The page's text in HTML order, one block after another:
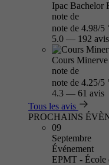
Ipac Bachelor
note de
note de 4.98/5
5.0 — 192 avis
Cours Minerve
note de
note de 4.25/5
4.3 — 61 avis
Tous les avis
PROCHAINS
09
Septembre
Événement
EPMT - École